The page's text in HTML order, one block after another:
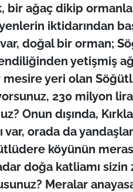
bir ağaç dikip
iktidarından
doğal bir orman;
yetişmiş
mesire yeri olan
230 milyon
Onun dışında,
orada da
köyünün
doğa katliamı sizin
Meralar